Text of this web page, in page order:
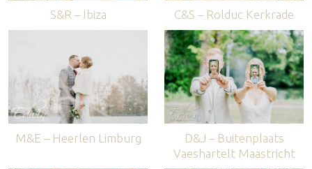
S&R – Ibiza C&S – Rolduc Kerkrade
M&E – Heerlen Limburg
D&J – Buitenplaats
Vaeshartelt Maastricht